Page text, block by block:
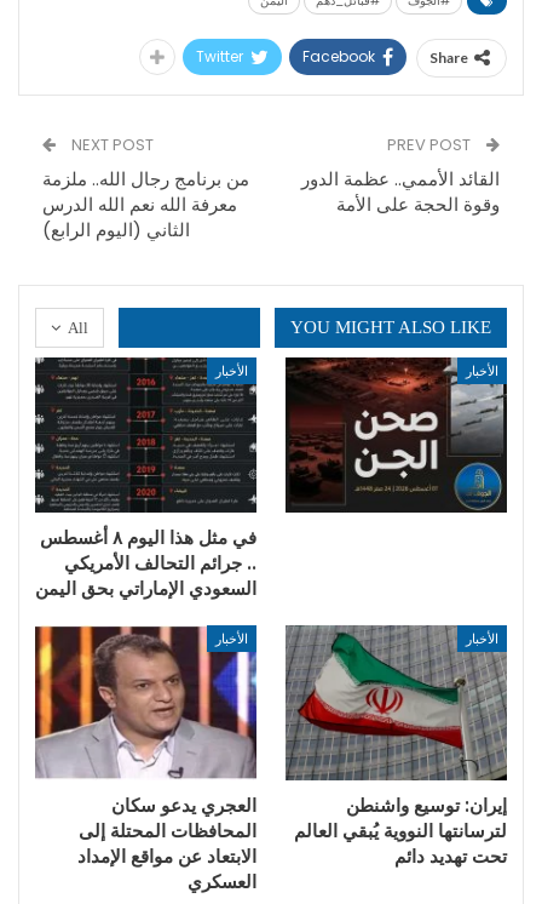
Share
Facebook
Twitter
القائد الأممي.. عظمة الدور
وقوة الحجة على الأمة
NEXT POST
من برنامج رجال الله.. ملزمة
معرفة الله نعم الله الدرس
الثاني (اليوم الرابع)
All YOU MIGHT ALSO LIKE
الأخبار الأخبار
في مثل هذا اليوم ٨ أغسطس
.. جرائم التحالف الأمريكي
السعودي الإماراتي بحق اليمن
الأخبار
إيران: توسيع واشنطن
لترسانتها النووية يُبقي العالم
تحت تهديد دائم
الأخبار
العجري يدعو سكان
المحافظات المحتلة إلى
الابتعاد عن مواقع الإمداد
العسكري